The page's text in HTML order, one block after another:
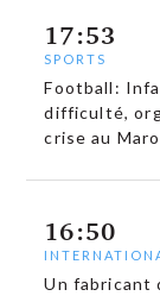
17:53
SPORTS
Football:
difficulté,
crise au
16:50
Un fabricant